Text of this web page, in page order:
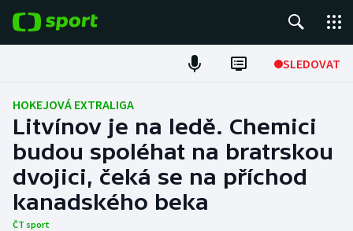
SLEDOVAT
Fotbal
Hokej
Tenis
Atletika
HOKEJOVÁ EXTRALIGA
Litvínov je na ledě. Chemici
budou spoléhat na bratrskou
dvojici, čeká se na příchod
kanadského beka
ČT sport